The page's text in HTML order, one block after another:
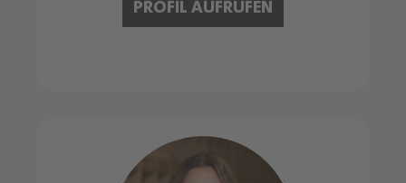
PROFIL AUFRUFEN